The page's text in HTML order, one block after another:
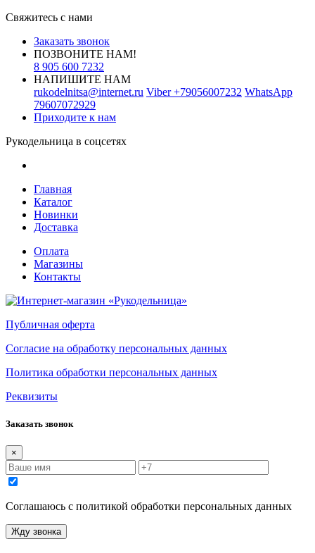
Свяжитесь с нами
Заказать звонок
ПОЗВОНИТЕ НАМ!
8 905 600 7232
НАПИШИТЕ НАМ
rukodelnitsa@internet.ru Viber+79056007232 WhatsApp
79607072929
Приходите к нам
Рукодельница в соцсетях
Главная
Каталог
Новинки
Доставка
Оплата
Магазины
Контакты
Публичная оферта
Согласие на обработку персональных данных
Политика обработки персональных данных
Реквизиты
Заказать звонок
×
Соглашаюсь с политикой обработки персональных данных
Жду звонка